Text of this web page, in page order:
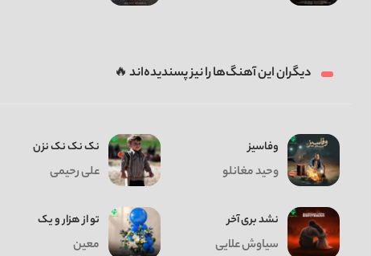
دیگران این آهنگ‌ها را نیز پسندیده‌اند 🔥
وفاسیز
وحید مغانلو
نک نک نک نزن
علی رحیمی
نشد بری آخر
سیاوش علایی
تو از هزار و یک
معین